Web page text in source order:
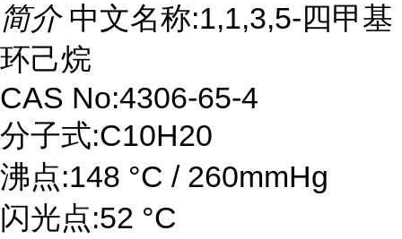
简介 中文名称:1,1,3,5-四甲基
环己烷
CAS No:4306-65-4
分子式:C10H20
沸点:148 °C / 260mmHg
闪光点:52 °C